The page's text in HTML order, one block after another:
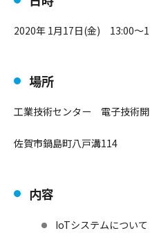
2020年 1月17日(金) 13:00～
場所
工業技術センター 電子技術
佐賀市鍋島町八戸溝114
内容
IoTシステムについて